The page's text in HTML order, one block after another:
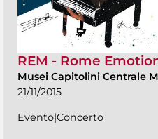
REM - Rome
Musei Capitolini Centrale
21/11/2015
Evento|Concerto